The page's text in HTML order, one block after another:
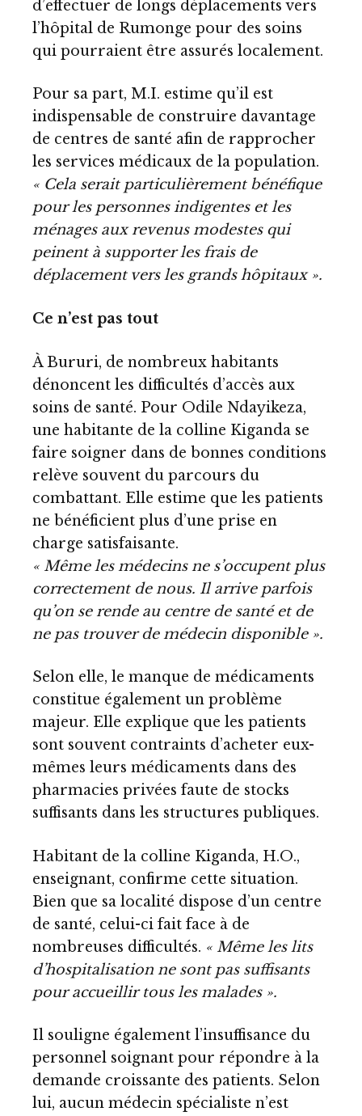
d’effectuer de longs déplacements vers
l’hôpital de Rumonge pour des soins
qui pourraient être assurés localement.
Pour sa part, M.I. estime qu’il est
indispensable de construire davantage
de centres de santé afin de rapprocher
les services médicaux de la population.
« Cela serait particulièrement bénéfique
pour les personnes indigentes et les
ménages aux revenus modestes qui
peinent à supporter les frais de
déplacement vers les grands hôpitaux ».
Ce n’est pas tout
À Bururi, de nombreux habitants
dénoncent les difficultés d’accès aux
soins de santé. Pour Odile Ndayikeza,
une habitante de la colline Kiganda se
faire soigner dans de bonnes conditions
relève souvent du parcours du
combattant. Elle estime que les patients
ne bénéficient plus d’une prise en
charge satisfaisante.
« Même les médecins ne s’occupent plus
correctement de nous. Il arrive parfois
qu’on se rende au centre de santé et de
ne pas trouver de médecin disponible ».
Selon elle, le manque de médicaments
constitue également un problème
majeur. Elle explique que les patients
sont souvent contraints d’acheter eux-
mêmes leurs médicaments dans des
pharmacies privées faute de stocks
suffisants dans les structures publiques.
Habitant de la colline Kiganda, H.O.,
enseignant, confirme cette situation.
Bien que sa localité dispose d’un centre
de santé, celui-ci fait face à de
nombreuses difficultés. « Même les lits
d’hospitalisation ne sont pas suffisants
pour accueillir tous les malades ».
Il souligne également l’insuffisance du
personnel soignant pour répondre à la
demande croissante des patients. Selon
lui, aucun médecin spécialiste n’est